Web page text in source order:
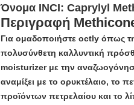
Όνομα INCI: Caprylyl
Περιγραφή
Για ομαδοποιήστε octly όπως
πολυσύνθετη καλλυντική
moisturizer με την
αναμίξει με το ορυκτέλαιο, το
προϊόντων πετρελαίου και το